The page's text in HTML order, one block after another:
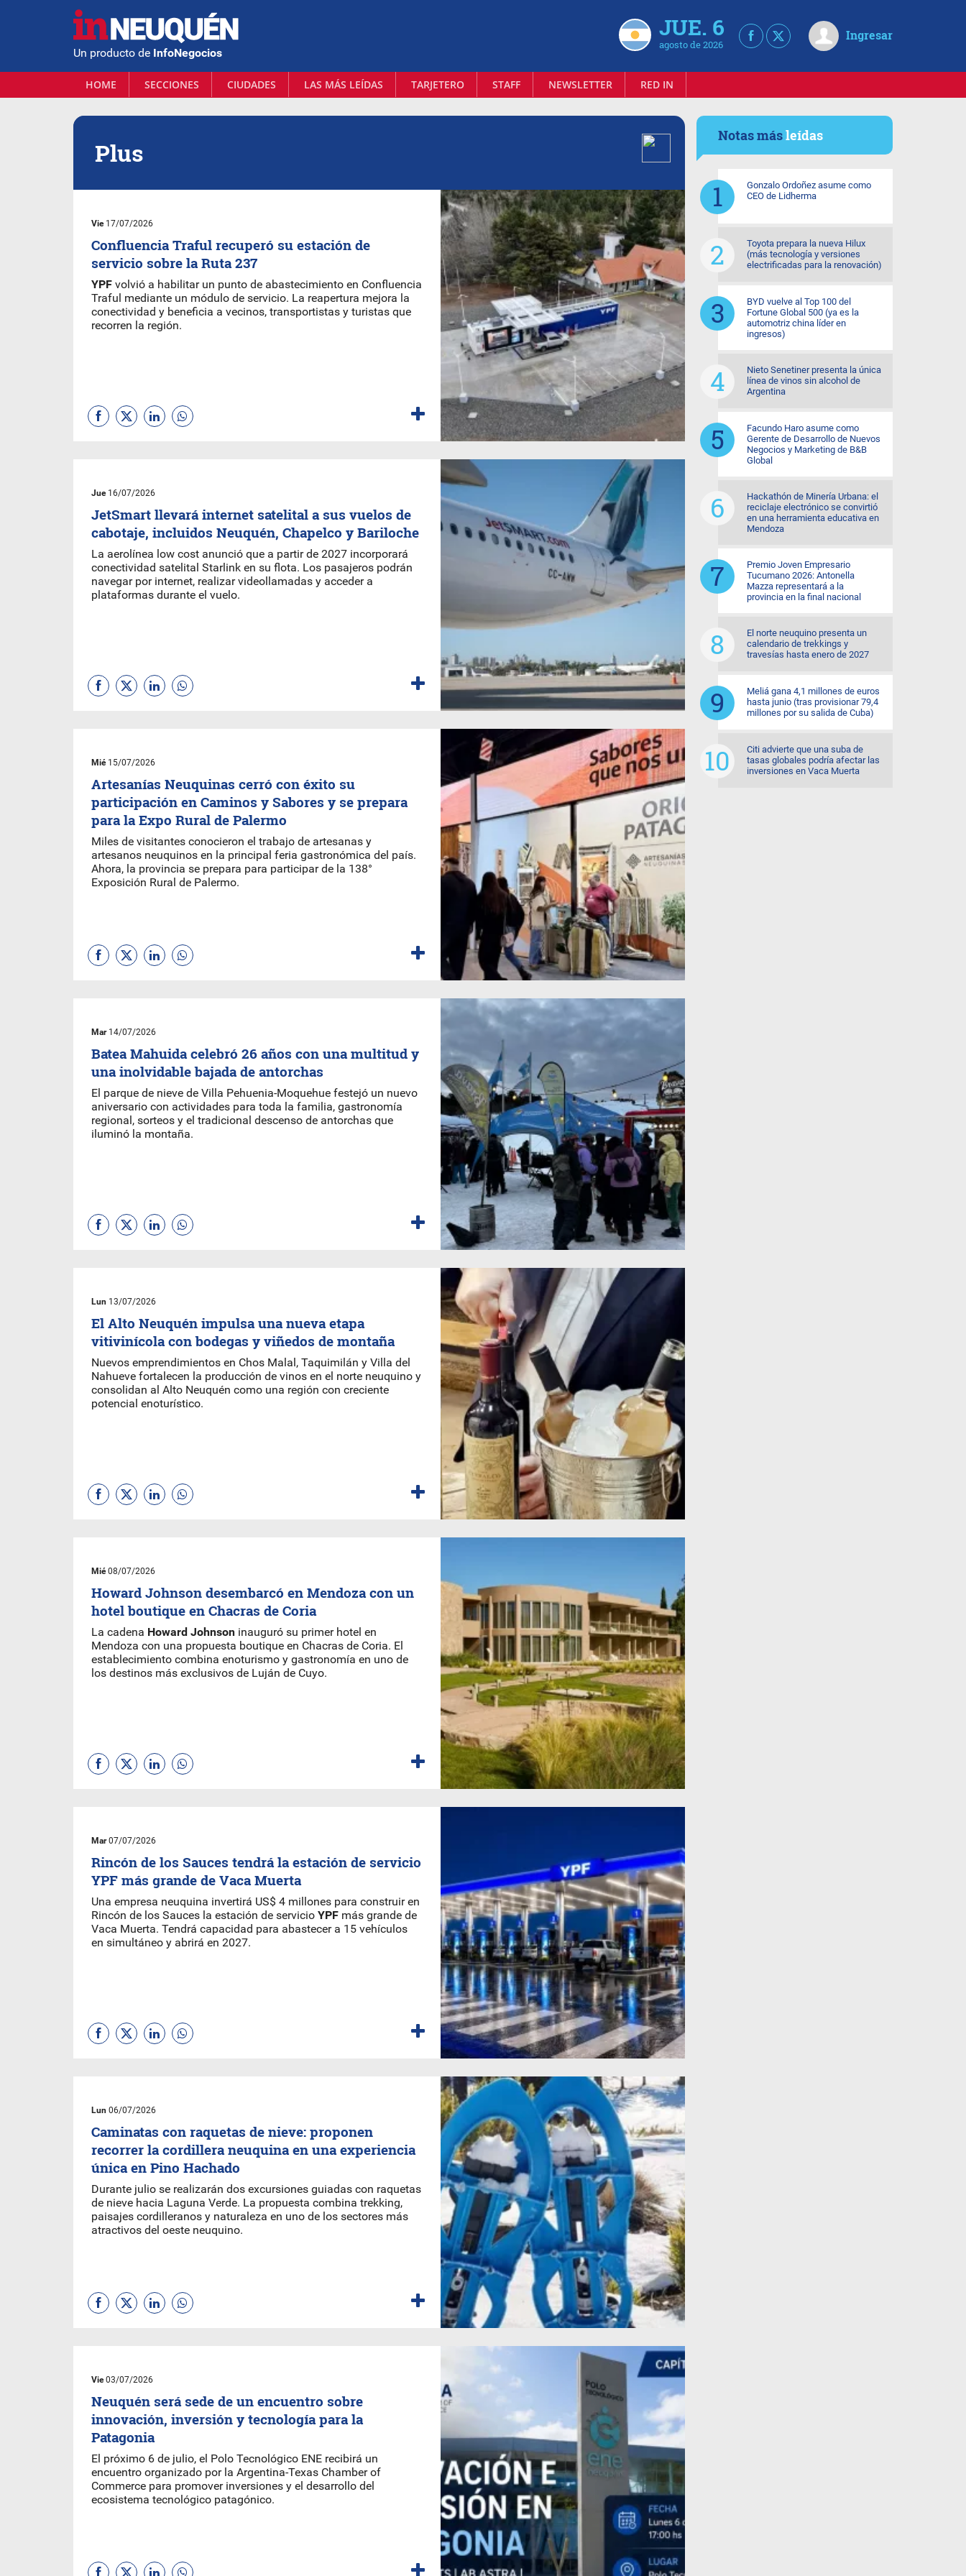
Un producto de InfoNegocios
JUE. 6
agosto de 2026
Ingresar
HOME SECCIONES CIUDADES LAS MÁS LEÍDAS TARJETERO STAFF NEWSLETTER RED IN
Plus
Vie17/07/2026
Confluencia Traful recuperó su estación de
servicio sobre la Ruta 237
YPF volvió a habilitar un punto de abastecimiento en Confluencia
Traful mediante un módulo de servicio. La reapertura mejora la
conectividad y beneficia a vecinos, transportistas y turistas que
recorren la región.
Jue16/07/2026
JetSmart llevará internet satelital a sus vuelos de
cabotaje, incluidos Neuquén, Chapelco y Bariloche
La aerolínea low cost anunció que a partir de 2027 incorporará
conectividad satelital Starlink en su flota. Los pasajeros podrán
navegar por internet, realizar videollamadas y acceder a
plataformas durante el vuelo.
Mié15/07/2026
Artesanías Neuquinas cerró con éxito su
participación en Caminos y Sabores y se prepara
para la Expo Rural de Palermo
Miles de visitantes conocieron el trabajo de artesanas y
artesanos neuquinos en la principal feria gastronómica del país.
Ahora, la provincia se prepara para participar de la 138°
Exposición Rural de Palermo.
Mar14/07/2026
Batea Mahuida celebró 26 años con una multitud y
una inolvidable bajada de antorchas
El parque de nieve de Villa Pehuenia-Moquehue festejó un nuevo
aniversario con actividades para toda la familia, gastronomía
regional, sorteos y el tradicional descenso de antorchas que
iluminó la montaña.
Lun 13/07/2026
El Alto Neuquén impulsa una nueva etapa
vitivinícola con bodegas y viñedos de montaña
Nuevos emprendimientos en Chos Malal, Taquimilán y Villa del
Nahueve fortalecen la producción de vinos en el norte neuquino y
consolidan al Alto Neuquén como una región con creciente
potencial enoturístico.
Mié08/07/2026
Howard Johnson desembarcó en Mendoza con un
hotel boutique en Chacras de Coria
La cadena Howard Johnson inauguró su primer hotel en
Mendoza con una propuesta boutique en Chacras de Coria. El
establecimiento combina enoturismo y gastronomía en uno de
los destinos más exclusivos de Luján de Cuyo.
Mar07/07/2026
Rincón de los Sauces tendrá la estación de servicio
YPF más grande de Vaca Muerta
Una empresa neuquina invertirá US$ 4 millones para construir en
Rincón de los Sauces la estación de servicio YPF más grande de
Vaca Muerta. Tendrá capacidad para abastecer a 15 vehículos
en simultáneo y abrirá en 2027.
Lun 06/07/2026
Caminatas con raquetas de nieve: proponen
recorrer la cordillera neuquina en una experiencia
única en Pino Hachado
Durante julio se realizarán dos excursiones guiadas con raquetas
de nieve hacia Laguna Verde. La propuesta combina trekking,
paisajes cordilleranos y naturaleza en uno de los sectores más
atractivos del oeste neuquino.
Vie03/07/2026
Neuquén será sede de un encuentro sobre
innovación, inversión y tecnología para la
Patagonia
El próximo 6 de julio, el Polo Tecnológico ENE recibirá un
encuentro organizado por la Argentina-Texas Chamber of
Commerce para promover inversiones y el desarrollo del
ecosistema tecnológico patagónico.
Notas másleídas
Gonzalo Ordoñez asume como
CEO de Lidherma
Toyota prepara la nueva Hilux
(más tecnología y versiones
electrificadas para la renovación)
BYD vuelve al Top 100 del
Fortune Global 500 (ya es la
automotriz china líder en
ingresos)
Nieto Senetiner presenta la única
línea de vinos sin alcohol de
Argentina
Facundo Haro asume como
Gerente de Desarrollo de Nuevos
Negocios y Marketing de B&B
Global
Hackathón de Minería Urbana: el
reciclaje electrónico se convirtió
en una herramienta educativa en
Mendoza
Premio Joven Empresario
Tucumano 2026: Antonella
Mazza representará a la
provincia en la final nacional
El norte neuquino presenta un
calendario de trekkings y
travesías hasta enero de 2027
Meliá gana 4,1 millones de euros
hasta junio (tras provisionar 79,4
millones por su salida de Cuba)
Citi advierte que una suba de
tasas globales podría afectar las
inversiones en Vaca Muerta